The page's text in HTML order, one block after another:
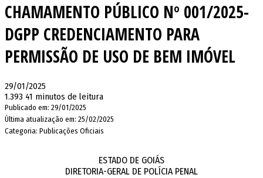
CHAMAMENTO PÚBLICO Nº 001/2025-
DGPP CREDENCIAMENTO PARA
PERMISSÃO DE USO DE BEM IMÓVEL
29/01/2025
1.393 41 minutos de leitura
Publicado em: 29/01/2025
Última atualização em: 25/02/2025
Categoria: Publicações Oficiais
ESTADO DE GOIÁS
DIRETORIA-GERAL DE POLÍCIA PENAL